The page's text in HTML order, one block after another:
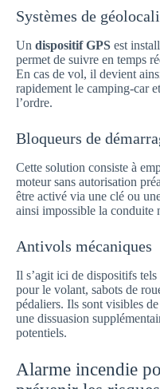
Systèmes de
Un dispositif GPS est
permet de suivre en temps
En cas de vol, il devient
rapidement le camping-car
l’ordre.
Bloqueurs de
Cette solution consiste à
moteur sans autorisation
être activé via une clé ou
ainsi impossible la conduite
Antivols mécaniques
Il s’agit ici de dispositifs
pour le volant, sabots de
pédaliers. Ils sont visibles
une dissuasion
potentiels.
Alarme incendie